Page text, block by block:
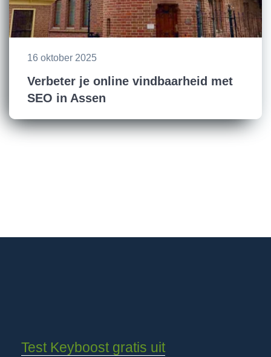
16 oktober 2025
Verbeter je online vindbaarheid met
SEO in Assen
Test Keyboost gratis uit